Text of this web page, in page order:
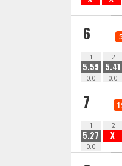
6
1
5.59
0.0
2
5.41
0.0
7
1
5.27
0.0
2
X